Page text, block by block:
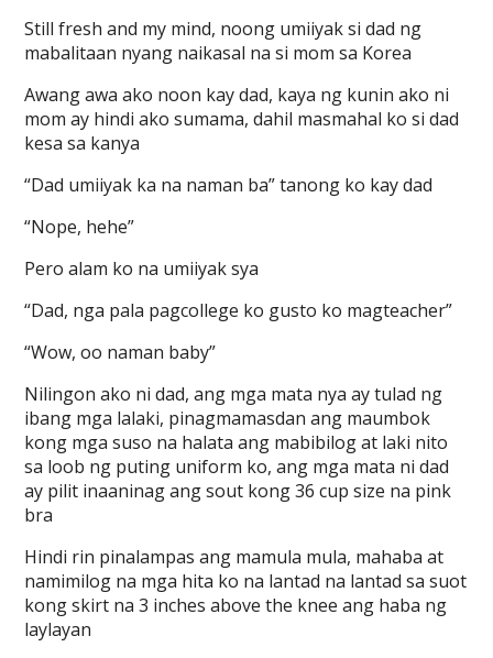
Still fresh and my mind, noong umiiyak si dad ng
mabalitaan nyang naikasal na si mom sa Korea
Awang awa ako noon kay dad, kaya ng kunin ako ni
mom ay hindi ako sumama, dahil masmahal ko si dad
kesa sa kanya
“Dad umiiyak ka na naman ba” tanong ko kay dad
“Nope, hehe”
Pero alam ko na umiiyak sya
“Dad, nga pala pagcollege ko gusto ko magteacher”
“Wow, oo naman baby”
Nilingon ako ni dad, ang mga mata nya ay tulad ng
ibang mga lalaki, pinagmamasdan ang maumbok
kong mga suso na halata ang mabibilog at laki nito
sa loob ng puting uniform ko, ang mga mata ni dad
ay pilit inaaninag ang sout kong 36 cup size na pink
bra
Hindi rin pinalampas ang mamula mula, mahaba at
namimilog na mga hita ko na lantad na lantad sa suot
kong skirt na 3 inches above the knee ang haba ng
laylayan